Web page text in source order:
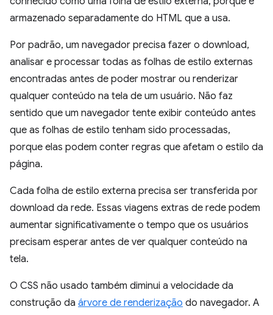
armazenado separadamente do HTML que a usa.
Por padrão, um navegador precisa fazer o download,
analisar e processar todas as folhas de estilo externas
encontradas antes de poder mostrar ou renderizar
qualquer conteúdo na tela de um usuário. Não faz
sentido que um navegador tente exibir conteúdo antes
que as folhas de estilo tenham sido processadas,
porque elas podem conter regras que afetam o estilo da
página.
Cada folha de estilo externa precisa ser transferida por
download da rede. Essas viagens extras de rede podem
aumentar significativamente o tempo que os usuários
precisam esperar antes de ver qualquer conteúdo na
tela.
O CSS não usado também diminui a velocidade da
construção da árvore de renderização do navegador. A